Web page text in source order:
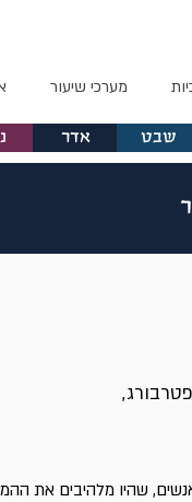
מערכי שיעור
אדר שבט
אנשים, שהיו מלהיבים את